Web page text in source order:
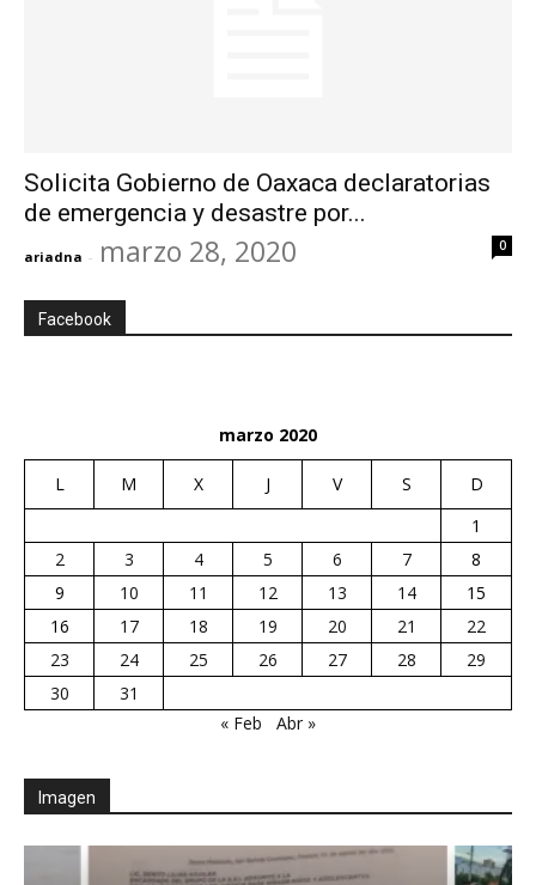
Solicita Gobierno de Oaxaca declaratorias
de emergencia y desastre por...
ariadna - marzo 28, 2020 0
Facebook
marzo 2020
L M X J V S
D
1
2
3 4 5 6 7
8
9
10 11 12 13 14
15
16
17 18 19 20 21
22
23
24 25 26 27 28
29
30
31
« Feb
Abr »
Imagen